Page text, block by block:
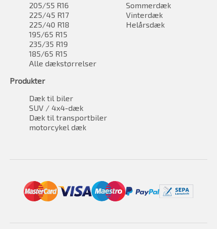
205/55 R16
225/45 R17
225/40 R18
195/65 R15
235/35 R19
185/65 R15
Alle dækstørrelser
Sommerdæk
Vinterdæk
Helårsdæk
Produkter
Dæk til biler
SUV / 4x4-dæk
Dæk til transportbiler
motorcykel dæk